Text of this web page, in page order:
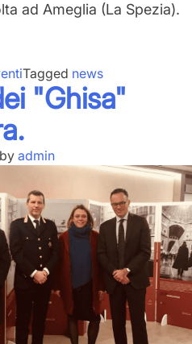
ad Ameglia (La Spezia).
Tagged news
"Ghisa"
by admin